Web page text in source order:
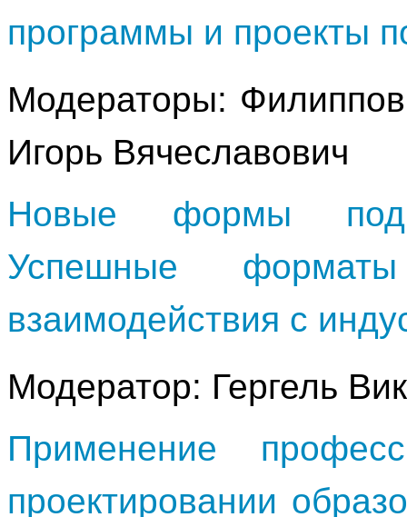
программы и проекты
Модераторы:
Игорь Вячеславович
Новые формы
Успешные
взаимодействия с
Модератор: Гергель
Применение
проектировании